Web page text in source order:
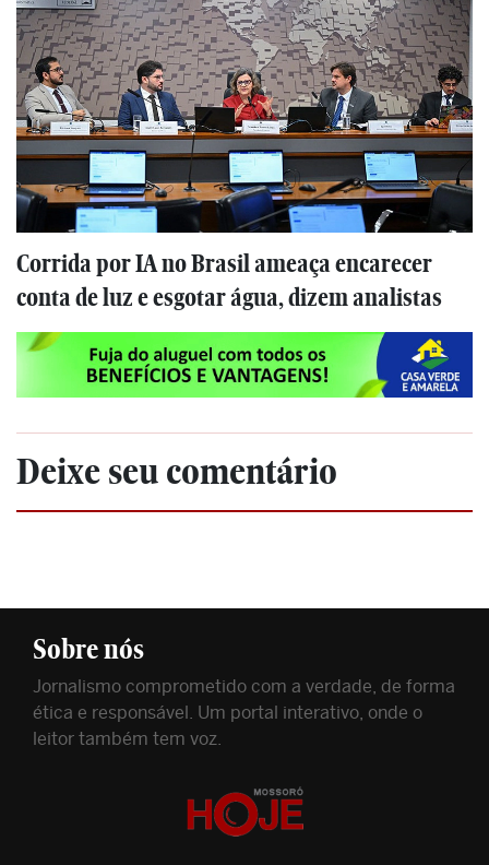
Corrida por IA no Brasil ameaça encarecer
conta de luz e esgotar água, dizem analistas
Deixe seu comentário
Sobre nós
Jornalismo comprometido com a verdade, de forma
ética e responsável. Um portal interativo, onde o
leitor também tem voz.